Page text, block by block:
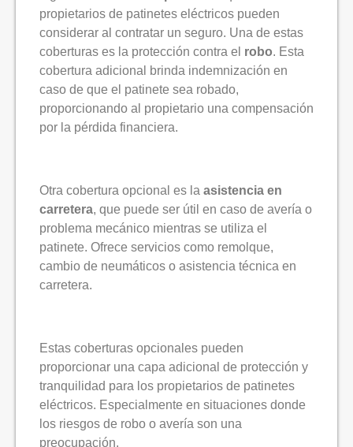
propietarios de patinetes eléctricos pueden
considerar al contratar un seguro. Una de estas
coberturas es la protección contra el robo. Esta
cobertura adicional brinda indemnización en
caso de que el patinete sea robado,
proporcionando al propietario una compensación
por la pérdida financiera.
Otra cobertura opcional es la asistencia en
carretera, que puede ser útil en caso de avería o
problema mecánico mientras se utiliza el
patinete. Ofrece servicios como remolque,
cambio de neumáticos o asistencia técnica en
carretera.
Estas coberturas opcionales pueden
proporcionar una capa adicional de protección y
tranquilidad para los propietarios de patinetes
eléctricos. Especialmente en situaciones donde
los riesgos de robo o avería son una
preocupación.